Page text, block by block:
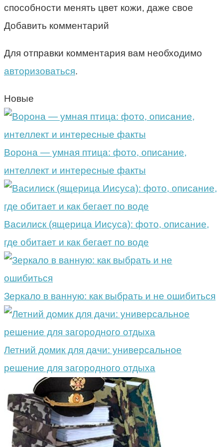
способности менять цвет кожи, даже свое
Добавить комментарий
Для отправки комментария вам необходимо
авторизоваться.
Новые
Ворона — умная птица: фото, описание,
интеллект и интересные факты
Василиск (ящерица Иисуса): фото, описание,
где обитает и как бегает по воде
Зеркало в ванную: как выбрать и не ошибиться
Летний домик для дачи: универсальное
решение для загородного отдыха